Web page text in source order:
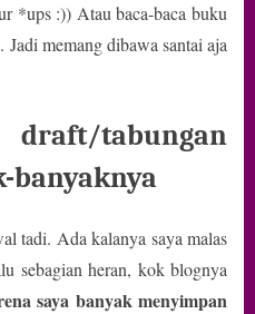
*ups :)) Atau baca-baca buku
Jadi memang dibawa santai aja
tabungan
banyaknya
tadi. Ada kalanya saya malas
sebagian heran, kok blognya
saya banyak menyimpan